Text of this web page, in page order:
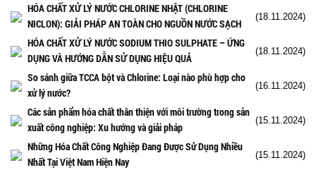
HÓA CHẤT XỬ LÝ NƯỚC CHLORINE NHẬT (CHLORINE
NICLON): GIẢI PHÁP AN TOÀN CHO NGUỒN NƯỚC SẠCH
(18.11.2024)
HÓA CHẤT XỬ LÝ NƯỚC SODIUM THIO SULPHATE – ỨNG
DỤNG VÀ HƯỚNG DẪN SỬ DỤNG HIỆU QUẢ
(18.11.2024)
So sánh giữa TCCA bột và Chlorine: Loại nào phù hợp cho
xử lý nước?
(16.11.2024)
Các sản phẩm hóa chất thân thiện với môi trường trong sản
xuất công nghiệp: Xu hướng và giải pháp
(15.11.2024)
Những Hóa Chất Công Nghiệp Đang Được Sử Dụng Nhiều
Nhất Tại Việt Nam Hiện Nay
(15.11.2024)